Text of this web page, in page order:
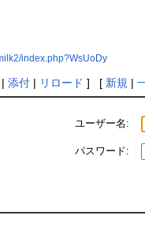
index.php?WsUoDy
添付| リロード ] [ 新規 |
ユーザー名:
パスワード: